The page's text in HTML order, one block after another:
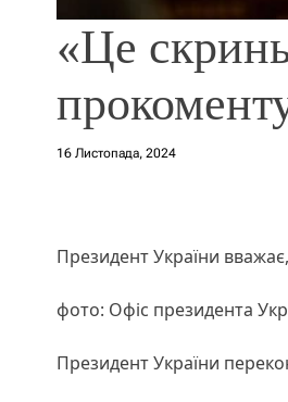
«Це
16 Листопада, 2024
Президент України
фото: Офіс президента
Президент України